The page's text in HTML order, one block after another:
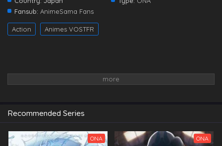
Fansub: AnimeSama Fans
Action Animes VOSTFR
Recommended Series
ONA ONA